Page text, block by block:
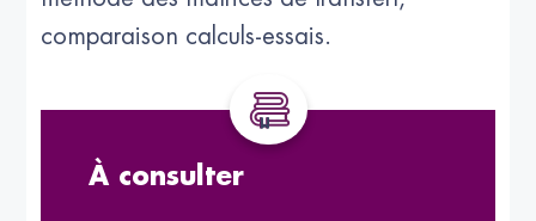
comparaison calculs-essais.
À consulter